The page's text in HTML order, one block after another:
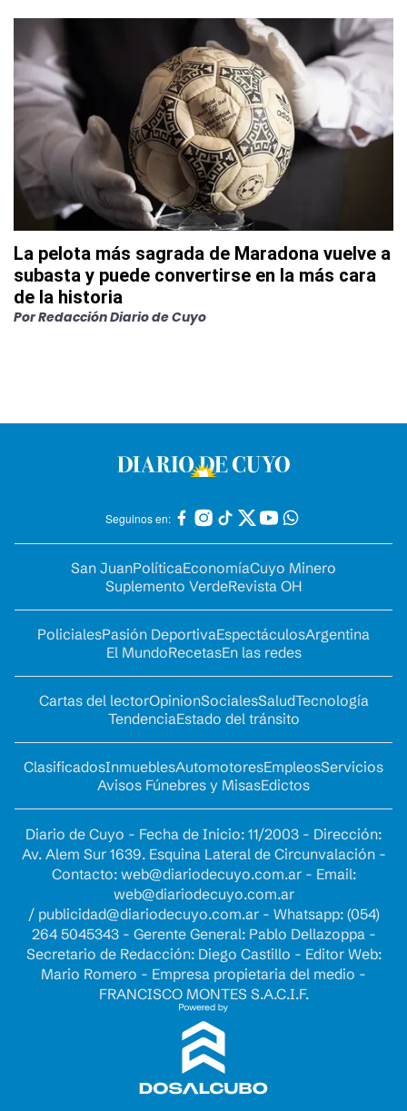
La pelota más sagrada de Maradona vuelve a
subasta y puede convertirse en la más cara
de la historia
PorRedacción Diario de Cuyo
Seguinos en:
San JuanPolíticaEconomíaCuyo Minero
Suplemento VerdeRevista OH
PolicialesPasión DeportivaEspectáculosArgentina
El MundoRecetasEn las redes
Cartas del lectorOpinionSocialesSaludTecnología
TendenciaEstado del tránsito
ClasificadosInmueblesAutomotoresEmpleosServicios
Avisos Fúnebres y MisasEdictos
Diario de Cuyo - Fecha de Inicio: 11/2003 - Dirección:
Av. Alem Sur 1639. Esquina Lateral de Circunvalación -
Contacto: web@diariodecuyo.com.ar- Email:
web@diariodecuyo.com.ar
/ publicidad@diariodecuyo.com.ar- Whatsapp: (054)
264 5045343 - Gerente General: Pablo Dellazoppa -
Secretario de Redacción: Diego Castillo - Editor Web:
Mario Romero - Empresa propietaria del medio -
FRANCISCO MONTES S.A.C.I.F.